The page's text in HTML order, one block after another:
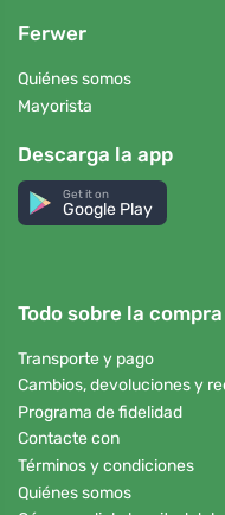
Ferwer
Quiénes somos
Mayorista
Descarga la app
Get it on
Google Play
Todo sobre la compra
Transporte y pago
Cambios, devoluciones y
Programa de fidelidad
Contacte con
Términos y condiciones
Quiénes somos